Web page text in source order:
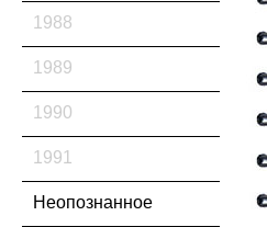
1988
1989
1990
1991
Неопознанное